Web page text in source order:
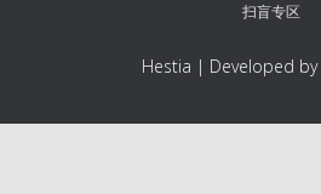
扫盲专区
Hestia | Developed by